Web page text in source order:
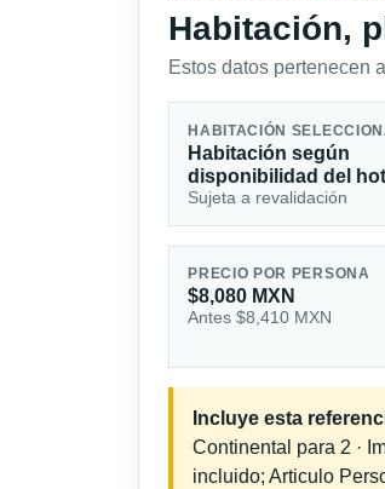
Habitación,
Estos datos pertenecen
HABITACIÓN
Habitación según
disponibilidad del
Sujeta a revalidación
PRECIO POR PERSONA
$8,080 MXN
Antes $8,410 MXN
Incluye esta
Continental para 2 ·
incluido; Articulo